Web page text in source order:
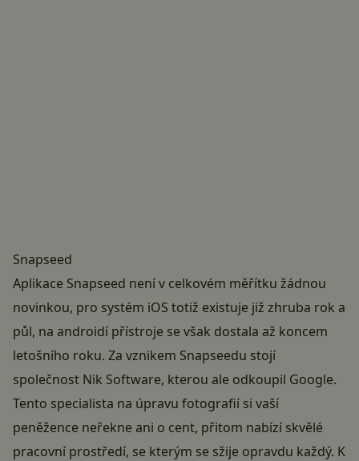
Snapseed
Aplikace Snapseed není v celkovém měřítku žádnou
novinkou, pro systém iOS totiž existuje již zhruba rok a
půl, na androidí přístroje se však dostala až koncem
letošního roku. Za vznikem Snapseedu stojí
společnost Nik Software, kterou ale odkoupil Google.
Tento specialista na úpravu fotografií si vaší
peněžence neřekne ani o cent, přitom nabízí skvělé
pracovní prostředí, se kterým se sžije opravdu každý. K